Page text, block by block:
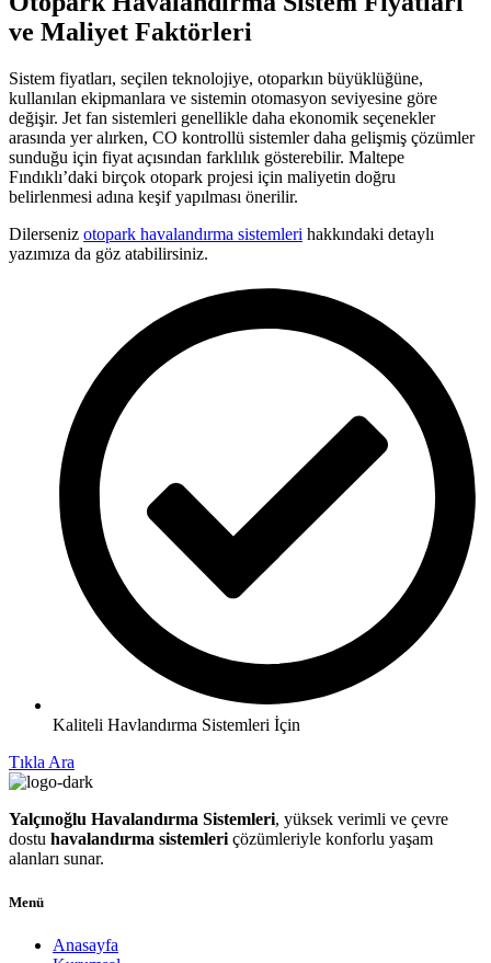
ve Maliyet Faktörleri
Sistem fiyatları, seçilen teknolojiye, otoparkın büyüklüğüne,
kullanılan ekipmanlara ve sistemin otomasyon seviyesine göre
değişir. Jet fan sistemleri genellikle daha ekonomik seçenekler
arasında yer alırken, CO kontrollü sistemler daha gelişmiş çözümler
sunduğu için fiyat açısından farklılık gösterebilir. Maltepe
Fındıklı’daki birçok otopark projesi için maliyetin doğru
belirlenmesi adına keşif yapılması önerilir.
Dilerseniz otopark havalandırma sistemleri hakkındaki detaylı
yazımıza da göz atabilirsiniz.
Kaliteli Havlandırma Sistemleri İçin
Tıkla Ara
Yalçınoğlu Havalandırma Sistemleri, yüksek verimli ve çevre
dostu havalandırma sistemleri çözümleriyle konforlu yaşam
alanları sunar.
Menü
Anasayfa